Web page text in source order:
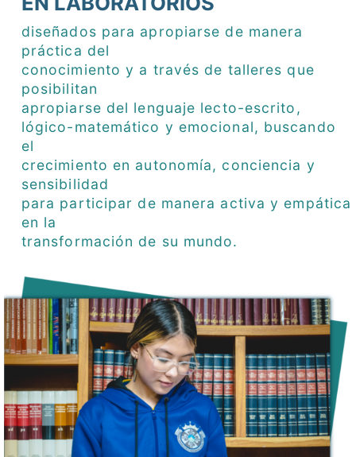
diseñados para apropiarse de manera
práctica del
conocimiento y a través de talleres que
posibilitan
apropiarse del lenguaje lecto-escrito,
lógico-matemático y emocional, buscando
el
crecimiento en autonomía, conciencia y
sensibilidad
para participar de manera activa y empática
en la
transformación de su mundo.